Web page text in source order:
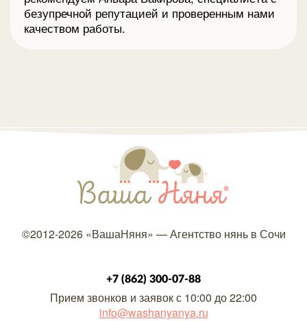
безупречной репутацией и проверенным нами
качеством работы.
©2012-2026 «ВашаНяня» —Агентство нянь в Сочи
+7 (862) 300-07-88
Прием звонков и заявок с 10:00 до 22:00
info@washanyanya.ru